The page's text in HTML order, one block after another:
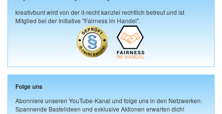
kreativbunt wird von der it-recht kanzlei rechtlich betreut und ist
Mitglied bei der Initiative "Fairness im Handel".
Folge uns
Abonniere unseren YouTube-Kanal und folge uns in den Netzwerken.
Spannende Bastelideen und exklusive Aktionen erwarten dich!